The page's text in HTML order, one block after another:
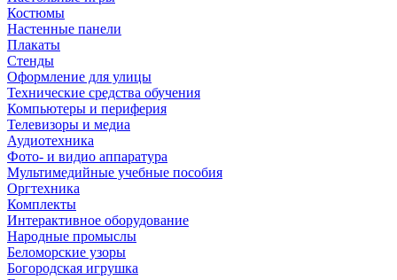
Костюмы
Настенные панели
Плакаты
Стенды
Оформление для улицы
Технические средства обучения
Компьютеры и периферия
Телевизоры и медиа
Аудиотехника
Фото- и видио аппаратура
Мультимедийные учебные пособия
Оргтехника
Комплекты
Интерактивное оборудование
Народные промыслы
Беломорские узоры
Богородская игрушка